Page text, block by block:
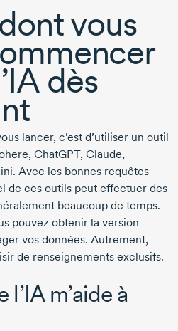
dont vous
dès
lancer, c’est d’utiliser un outil
ChatGPT, Claude,
Avec les bonnes requêtes
de ces outils peut effectuer des
beaucoup de temps.
pouvez obtenir la version
vos données. Autrement,
de renseignements exclusifs.
l’IA m’aide à